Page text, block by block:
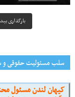
بارگذاری
سلب مسئولیت حقوقی و
کیهان لندن مسئول